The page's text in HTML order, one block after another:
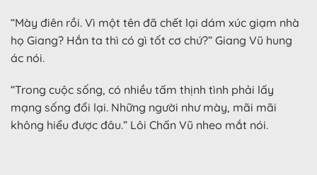
“Mày điên rồi. Vì một tên đã chết lại dám xúc giạm nhà
họ Giang? Hắn ta thì có gì tốt cơ chứ?” Giang Vũ hung
ác nói.
“Trong cuộc sống, có nhiều tấm thịnh tình phải lấy
mạng sống đổi lại. Những người như mày, mãi mãi
không hiểu được đâu.” Lôi Chấn Vũ nheo mắt nói.